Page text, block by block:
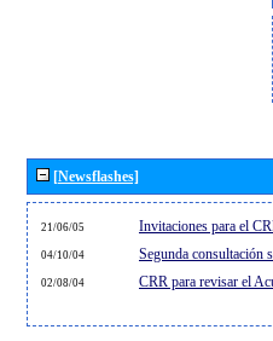
[Newsflashes]
21/06/05 Invitaciones para el
04/10/04 Segunda consultación
02/08/04 CRR para revisar el